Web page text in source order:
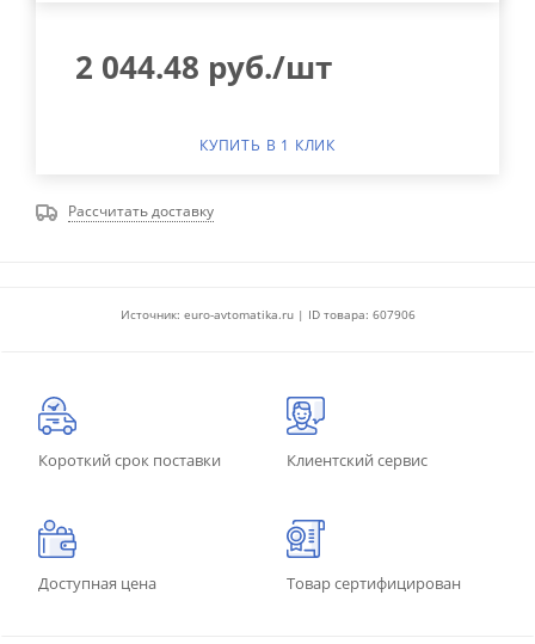
2 044.48 руб./шт
КУПИТЬ В 1 КЛИК
Рассчитать доставку
Источник: euro-avtomatika.ru | ID товара: 607906
Короткий срок поставки Клиентский сервис
Доступная цена Товар сертифицирован